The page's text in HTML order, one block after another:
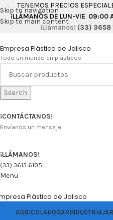
Skip to navigation
Skip to main content
TENEMOS PRECIOS
¡LLÁMANOS DE LUN-VIE
¡Llámanos! (33) 3658
Empresa Plástica de Jalisco
Todo un mundo en plásticos
Search
¡CONTÁCTANOS!
Envíanos un mensaje
¡LLÁMANOS!
(33) 3613 6105
Menu
Plástica de Jalisco
AGRICOLAHOGARINDUSTRIA